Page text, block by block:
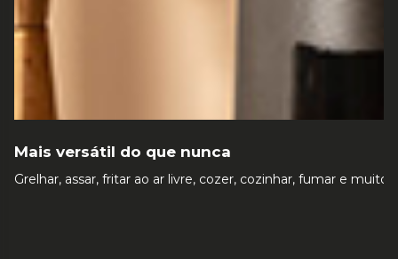
Mais versátil do que nunca
Grelhar, assar, fritar ao ar livre, cozer, cozinhar, fumar e